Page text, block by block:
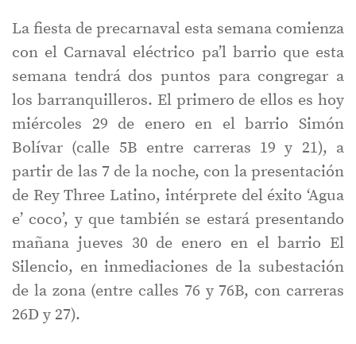
La fiesta de precarnaval esta semana comienza
con el Carnaval eléctrico pa’l barrio que esta
semana tendrá dos puntos para congregar a
los barranquilleros. El primero de ellos es hoy
miércoles 29 de enero en el barrio Simón
Bolívar (calle 5B entre carreras 19 y 21), a
partir de las 7 de la noche, con la presentación
de Rey Three Latino, intérprete del éxito ‘Agua
e’ coco’, y que también se estará presentando
mañana jueves 30 de enero en el barrio El
Silencio, en inmediaciones de la subestación
de la zona (entre calles 76 y 76B, con carreras
26D y 27).